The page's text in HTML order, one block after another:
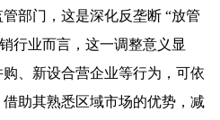
部门，这是深化反垄断 “放管
行业而言，这一调整意义显
、新设合营企业等行为，可依
助其熟悉区域市场的优势，减